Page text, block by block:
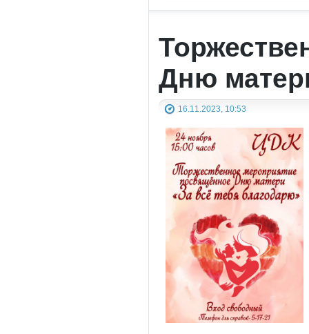
Дню
16.11.2023, 10:53